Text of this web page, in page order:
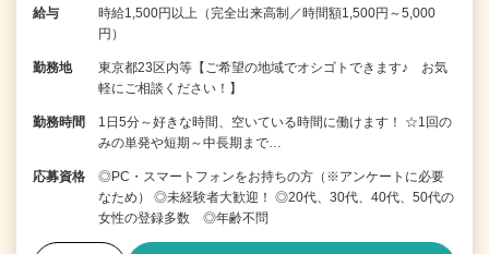
給与
時給1,500円以上（完全出来高制／時間額1,500円～5,000
円）
勤務地
東京都23区内等【ご希望の地域でオシゴトできます♪ お気
軽にご相談ください！】
勤務時間
1日5分～好きな時間、空いている時間に働けます！ ☆1回の
みの単発や短期～中長期まで…
応募資格
◎PC・スマートフォンをお持ちの方（※アンケートに必要
なため） ◎未経験者大歓迎！ ◎20代、30代、40代、50代の
女性の登録多数 ◎年齢不問